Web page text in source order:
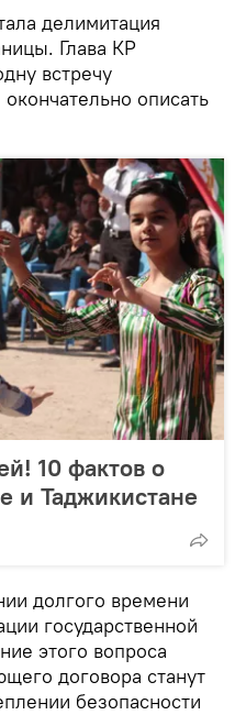
делимитация
Глава КР
встречу
описать
10 фактов о
и Таджикистане
долгого времени
государственной
этого вопроса
договора станут
безопасности